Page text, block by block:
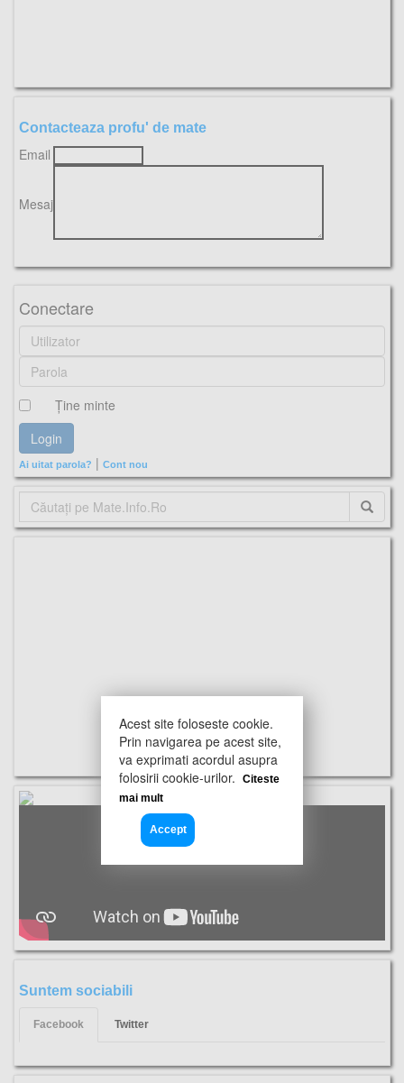
Contacteaza profu' de mate
Email
Mesaj
Conectare
Ţine minte
Ai uitat parola? | Cont nou
Suntem sociabili
Facebook Twitter
Acest site foloseste cookie.
Prin navigarea pe acest site,
va exprimati acordul asupra
folosirii cookie-urilor.
Citeste
mai mult
Accept